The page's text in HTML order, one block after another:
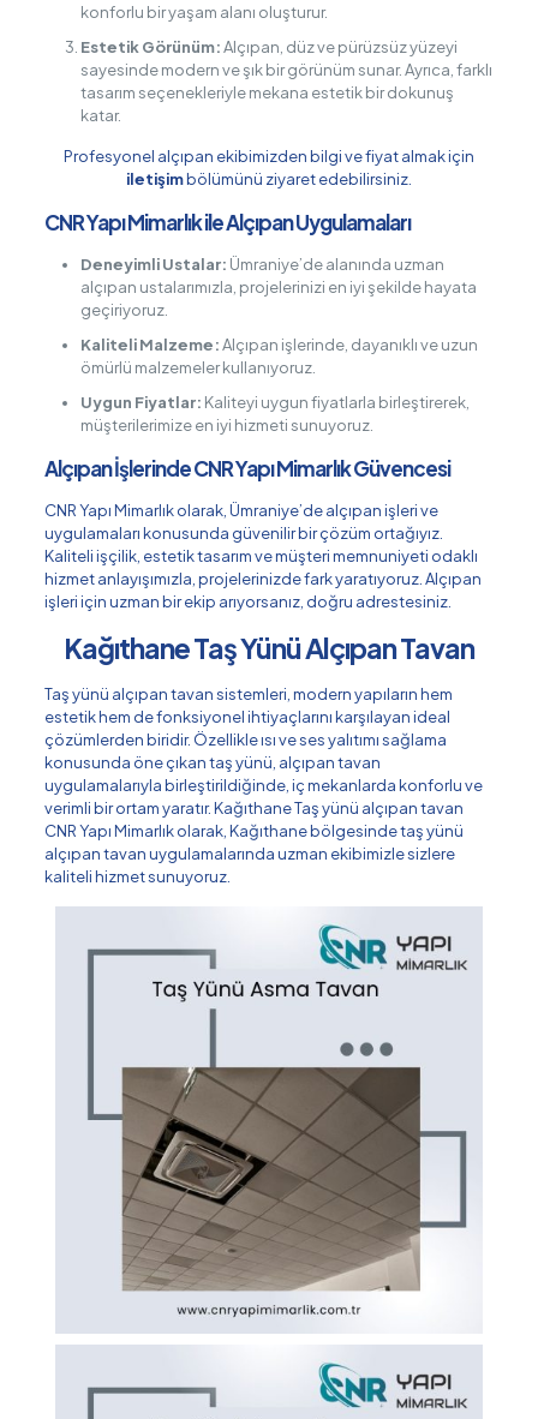
konforlu bir yaşam alanı oluşturur.
Estetik Görünüm:Alçıpan, düz ve pürüzsüz yüzeyi
sayesinde modern ve şık bir görünüm sunar. Ayrıca, farklı
tasarım seçenekleriyle mekana estetik bir dokunuş
katar.
Profesyonel alçıpan ekibimizden bilgi ve fiyat almak için
iletişimbölümünü ziyaret edebilirsiniz.
CNR Yapı Mimarlık ile Alçıpan Uygulamaları
Deneyimli Ustalar: Ümraniye’de alanında uzman
alçıpan ustalarımızla, projelerinizi en iyi şekilde hayata
geçiriyoruz.
Kaliteli Malzeme:Alçıpan işlerinde, dayanıklı ve uzun
ömürlü malzemeler kullanıyoruz.
Uygun Fiyatlar: Kaliteyi uygun fiyatlarla birleştirerek,
müşterilerimize en iyi hizmeti sunuyoruz.
Alçıpan İşlerinde CNR Yapı Mimarlık Güvencesi
CNR Yapı Mimarlık olarak, Ümraniye’de alçıpan işleri ve
uygulamaları konusunda güvenilir bir çözüm ortağıyız.
Kaliteli işçilik, estetik tasarım ve müşteri memnuniyeti odaklı
hizmet anlayışımızla, projelerinizde fark yaratıyoruz. Alçıpan
işleri için uzman bir ekip arıyorsanız, doğru adrestesiniz.
Kağıthane Taş Yünü Alçıpan Tavan
Taş yünü alçıpan tavan sistemleri, modern yapıların hem
estetik hem de fonksiyonel ihtiyaçlarını karşılayan ideal
çözümlerden biridir. Özellikle ısı ve ses yalıtımı sağlama
konusunda öne çıkan taş yünü, alçıpan tavan
uygulamalarıyla birleştirildiğinde, iç mekanlarda konforlu ve
verimli bir ortam yaratır. Kağıthane Taş yünü alçıpan tavan
CNR Yapı Mimarlık olarak, Kağıthane bölgesinde taş yünü
alçıpan tavan uygulamalarında uzman ekibimizle sizlere
kaliteli hizmet sunuyoruz.